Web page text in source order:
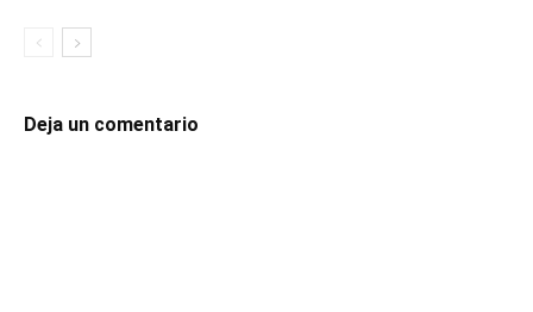
Deja un comentario